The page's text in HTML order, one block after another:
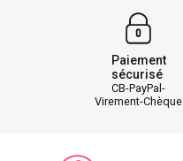
Paiement
sécurisé
CB-PayPal-
Virement-Chèque